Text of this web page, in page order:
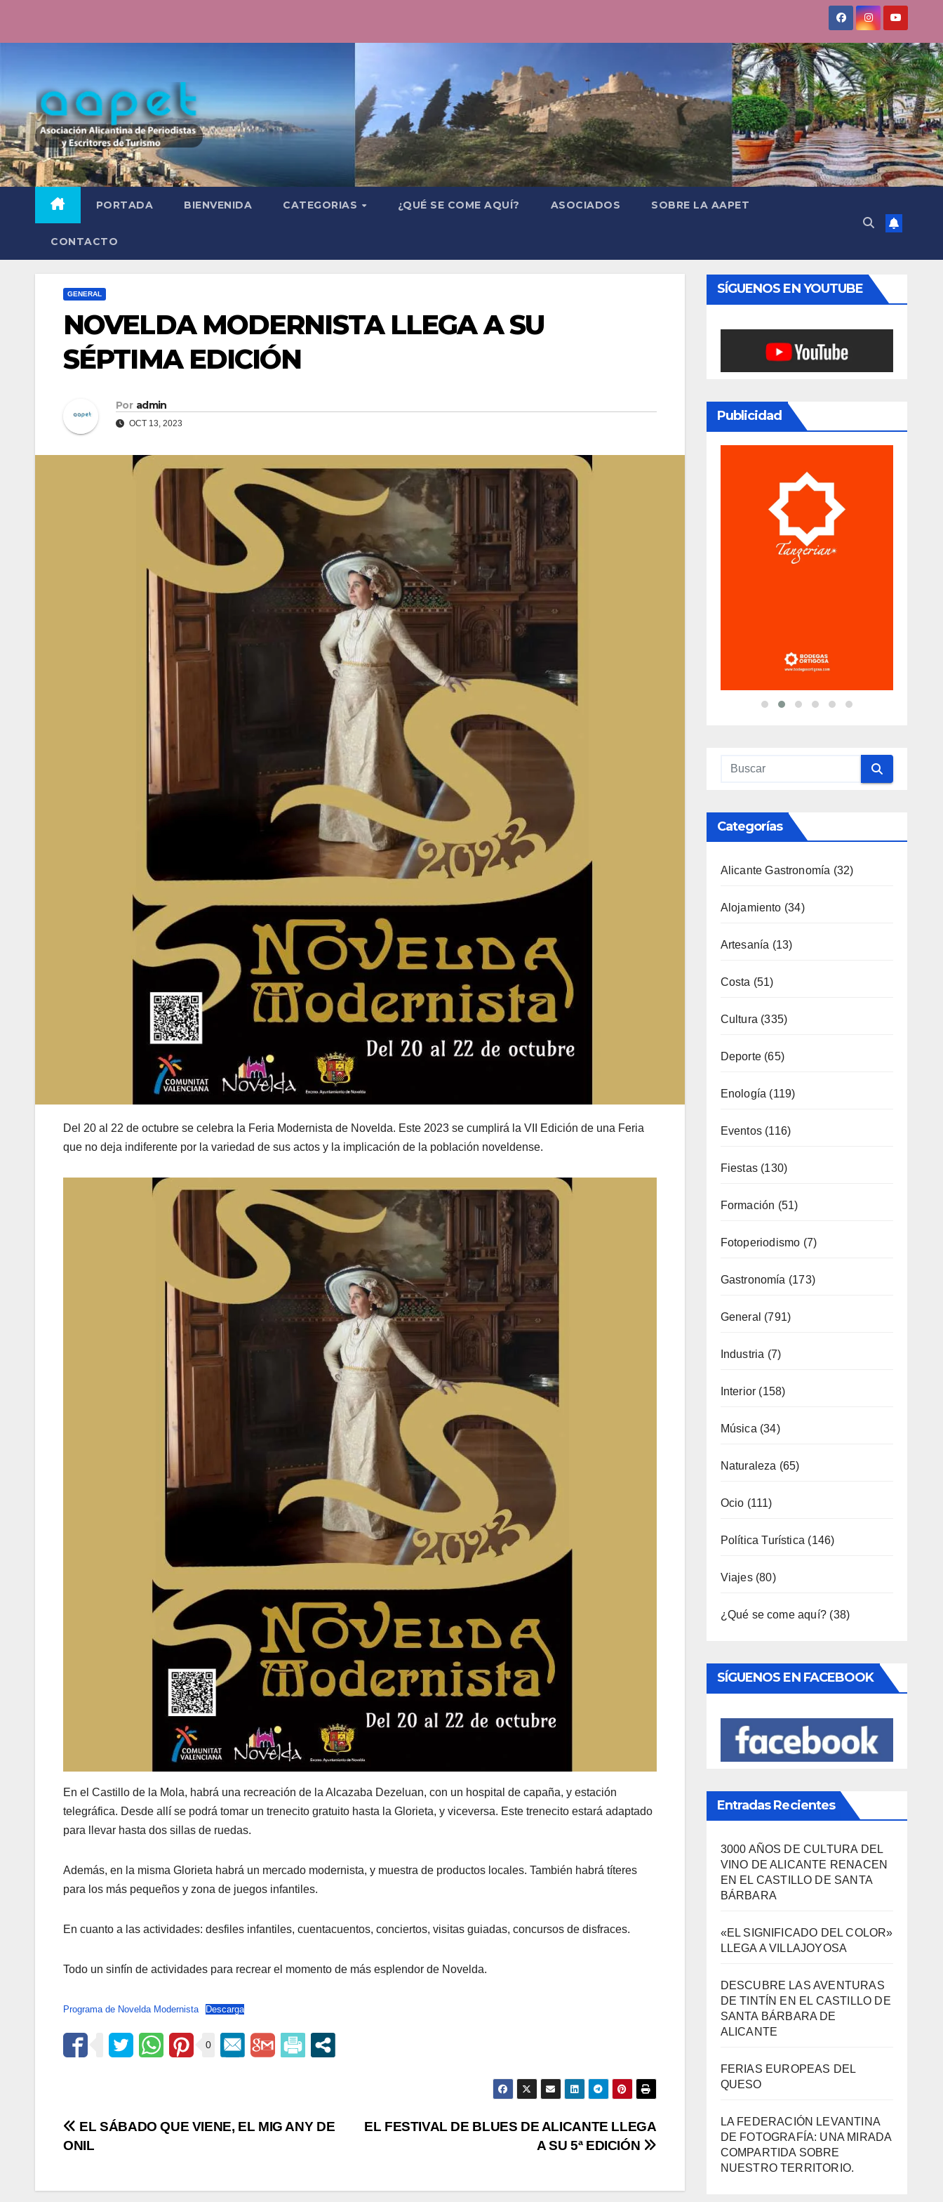
PORTADA BIENVENIDA CATEGORIAS ¿QUÉ SE COME AQUÍ? ASOCIADOS SOBRE LA AAPET
CONTACTO
GENERAL
NOVELDA MODERNISTA LLEGA A SU
SÉPTIMA EDICIÓN
Por admin
OCT 13, 2023
Del 20 al 22 de octubre se celebra la Feria Modernista de Novelda. Este 2023 se cumplirá la VII Edición de una Feria
que no deja indiferente por la variedad de sus actos y la implicación de la población noveldense.
En el Castillo de la Mola, habrá una recreación de la Alcazaba Dezeluan, con un hospital de capaña, y estación
telegráfica. Desde allí se podrá tomar un trenecito gratuito hasta la Glorieta, y viceversa. Este trenecito estará adaptado
para llevar hasta dos sillas de ruedas.
Además, en la misma Glorieta habrá un mercado modernista, y muestra de productos locales. También habrá títeres
para los más pequeños y zona de juegos infantiles.
En cuanto a las actividades: desfiles infantiles, cuentacuentos, conciertos, visitas guiadas, concursos de disfraces.
Todo un sinfín de actividades para recrear el momento de más esplendor de Novelda.
Programa de Novelda Modernista Descarga
0
Navegación
entradas
EL FESTIVAL DE BLUES DE ALICANTE LLEGA
A SU 5ª EDICIÓN
EL SÁBADO QUE VIENE, EL MIG ANY DE
ONIL
SÍGUENOS EN YOUTUBE
Publicidad
Alojamiento (34)
Artesanía(13)
Costa(51)
Cultura(335)
Deporte(65)
Enología(119)
Eventos (116)
Fiestas(130)
Formación(51)
Fotoperiodismo
Gastronomía(173)
General(791)
Industria(7)
Interior(158)
Música(34)
Naturaleza(65)
Ocio(111)
Política Turística
Viajes(80)
¿Qué se come aquí?(38)
SÍGUENOS EN FACEBOOK
Entradas Recientes
VINO DE ALICANTE RENACEN
EN EL CASTILLO DE SANTA
BÁRBARA
«EL SIGNIFICADO DEL COLOR»
LLEGA A VILLAJOYOSA
DE TINTÍN EN EL CASTILLO DE
SANTA BÁRBARA DE
FERIAS EUROPEAS DEL
QUESO
DE FOTOGRAFÍA: UNA MIRADA
COMPARTIDA SOBRE
Archivos